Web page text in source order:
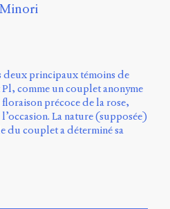
deux principaux témoins de
comme un couplet anonyme
précoce de la rose,
La nature (supposée)
du couplet a déterminé sa